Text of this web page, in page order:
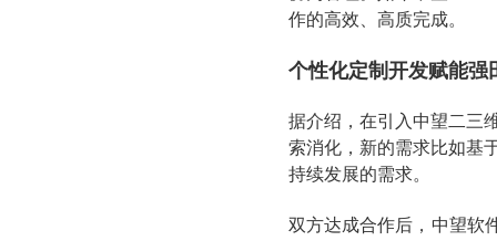
作的高效、高质完成。
个性化定制开发赋能强
据介绍，在引入中望二三
索消化，新的需求比如基
持续发展的需求。
双方达成合作后，中望软